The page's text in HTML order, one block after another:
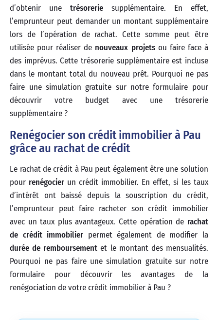
d’obtenir unetrésorerie supplémentaire. En effet,
l’emprunteur peut demander un montant supplémentaire
lors de l’opération de rachat. Cette somme peut être
utilisée pour réaliser de nouveaux projetsou faire face à
des imprévus. Cette trésorerie supplémentaire est incluse
dans le montant total du nouveau prêt. Pourquoi ne pas
faire une simulation gratuite sur notre formulaire pour
découvrir votre budget avec une trésorerie
supplémentaire ?
Renégocier son crédit immobilier à Pau
grâce au rachat de crédit
Le rachat de crédit à Pau peut également être une solution
pour renégocier un crédit immobilier. En effet, si les taux
d’intérêt ont baissé depuis la souscription du crédit,
l’emprunteur peut faire racheter son crédit immobilier
avec un taux plus avantageux. Cette opération de rachat
de crédit immobilier permet également de modifier la
durée de remboursement et le montant des mensualités.
Pourquoi ne pas faire une simulation gratuite sur notre
formulaire pour découvrir les avantages de la
renégociation de votre crédit immobilier à Pau ?